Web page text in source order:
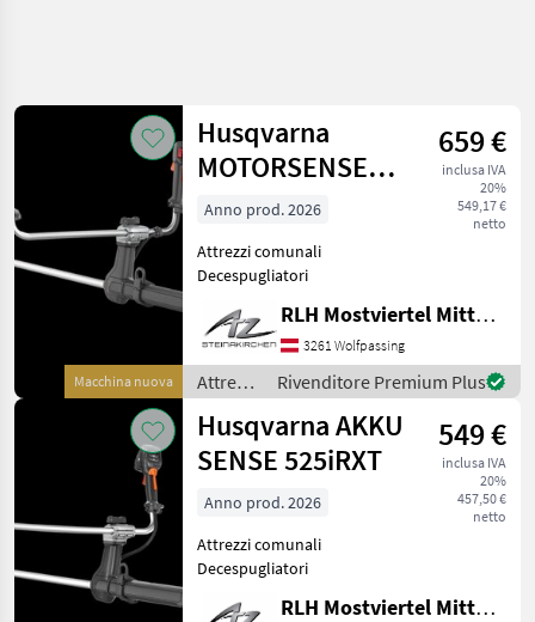
Paese Filtri
ATTUALE
Manutenzione
Comunali
Decespugliatori
Husqvarna
Honda
Reimposta
5
risultati
Macchina nuova
Husqvarna
MOTORSENSE
525RXT
659 €
inclusa IVA
20%
549,17 €
netto
Anno prod. 2026
Attrezzi comunali
Decespugliatori
RLH Mostviertel Mitte - Standort Steinakirchen
3261 Wolfpassing
Attrezzi
comunali
/
Husqvarna
Rivenditore Premium Plus
Husqvarna AKKU
SENSE 525iRXT
549 €
inclusa IVA
20%
457,50 €
netto
Anno prod. 2026
Attrezzi comunali
Decespugliatori
RLH Mostviertel Mitte - Standort Steinakirchen